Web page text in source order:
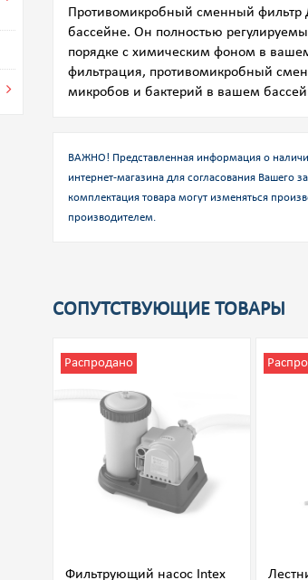
Противомикробный сменный фильтр
бассейне. Он полностью
порядке с химическим фоном в
фильтрация, противомикробный
микробов и бактерий в вашем
ВАЖНО! Представленная информация о
интернет-магазина для согласования Вашего
комплектация товара могут изменяться
производителем.
СОПУТСТВУЮЩИЕ ТОВАРЫ
Фильтрующий насос Intex
Распродано